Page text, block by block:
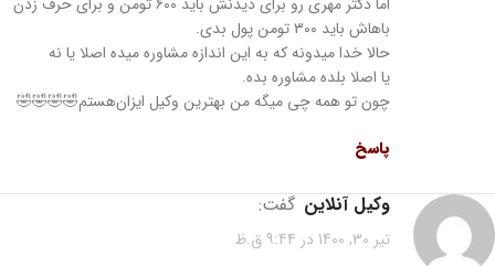
باهاش باید ۳۰۰ تومن پول بدی.
حالا خدا میدونه که به این اندازه مشاوره میده اصلا یا نه
یا اصلا بلده مشاوره بده.
چون تو همه چی میگه من بهترین وکیل ایزان‌هستم🤣🤣🤣🤣
پاسخ
وکیل آنلاین گفت:
تیر 30, 1400 در 9:44 ق.ظ